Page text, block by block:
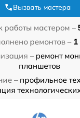
Вызвать мастера
работы мастером –
ремонтов –
– ремонт
планшетов
– профильное